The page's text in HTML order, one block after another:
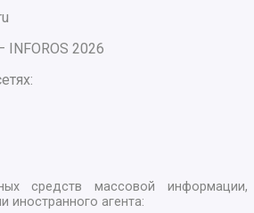
INFOROS 2026
средств массовой информации,
агента: